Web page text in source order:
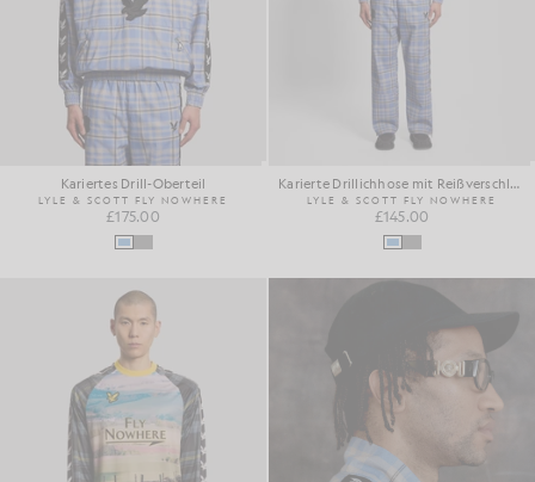
Kariertes Drill-Oberteil
LYLE & SCOTT FLY NOWHERE
£175.00
Karierte Drillichhose mit Reißverschluss
LYLE & SCOTT FLY NOWHERE
£145.00